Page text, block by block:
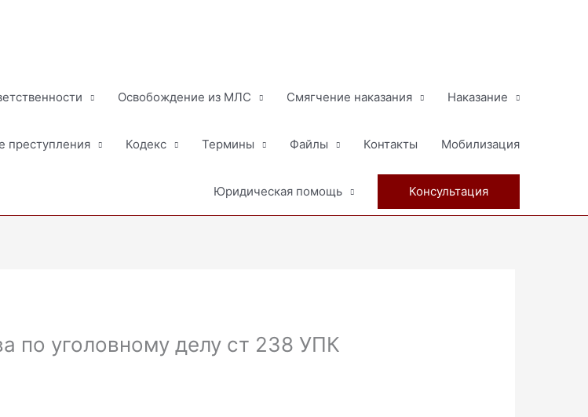
Освобождение из МЛС Смягчение наказания Наказание
преступления Кодекс Термины Файлы Контакты Мобилизация
Юридическая помощь Консультация
по уголовному делу ст 238 УПК